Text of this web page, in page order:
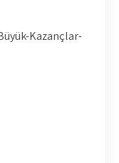
Kazançlar-